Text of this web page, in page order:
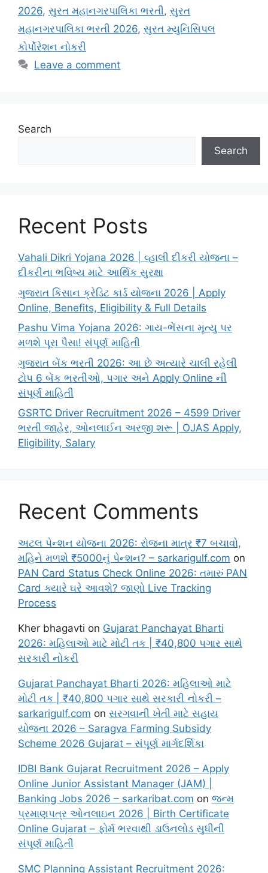
2026, સુરત મહાનગરપાલિકા ભરતી, સુરત
મહાનગરપાલિકા ભરતી 2026, સુરત મ્યુનિસિપલ
કોર્પોરેશન નોકરી
Leave a comment
Search
Search
Recent Posts
Vahali Dikri Yojana 2026 | વ્હાલી દીકરી યોજના –
દીકરીના ભવિષ્ય માટે આર્થિક સુરક્ષા
ગુજરાત કિસાન ક્રેડિટ કાર્ડ યોજના 2026 | Apply
Online, Benefits, Eligibility & Full Details
Pashu Vima Yojana 2026: ગાય-ભેંસના મૃત્યુ પર
મળશે પૂરા પૈસા! સંપૂર્ણ માહિતી
ગુજરાત બેંક ભરતી 2026: આ છે અત્યારે ચાલી રહેલી
ટોપ 6 બેંક ભરતીઓ, પગાર અને Apply Online ની
સંપૂર્ણ માહિતી
GSRTC Driver Recruitment 2026 – 4599 Driver
ભરતી જાહેર, ઓનલાઈન અરજી શરૂ | OJAS Apply,
Eligibility, Salary
Recent Comments
અટલ પેન્શન યોજના 2026: રોજના માત્ર ₹7 બચાવો,
મહિને મળશે ₹5000નું પેન્શન? – sarkarigulf.com on
PAN Card Status Check Online 2026: તમારું PAN
Card ક્યારે ઘરે આવશે? જાણો Live Tracking
Process
Kher bhagavti on Gujarat Panchayat Bharti
2026: મહિલાઓ માટે મોટી તક | ₹40,800 પગાર સાથે
સરકારી નોકરી
Gujarat Panchayat Bharti 2026: મહિલાઓ માટે
મોટી તક | ₹40,800 પગાર સાથે સરકારી નોકરી –
sarkarigulf.com on સરગવાની ખેતી માટે સહાય
યોજના 2026 – Saragva Farming Subsidy
Scheme 2026 Gujarat – સંપૂર્ણ માર્ગદર્શિકા
IDBI Bank Gujarat Recruitment 2026 – Apply
Online Junior Assistant Manager (JAM) |
Banking Jobs 2026 – sarkaribat.com on જન્મ
પ્રમાણપત્ર ઓનલાઇન 2026 | Birth Certificate
Online Gujarat – ફોર્મ ભરવાથી ડાઉનલોડ સુધીની
સંપૂર્ણ માહિતી
SMC Planning Assistant Recruitment 2026: